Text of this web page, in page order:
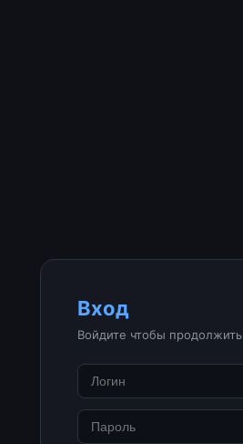
Вход
Войдите чтобы продолжить